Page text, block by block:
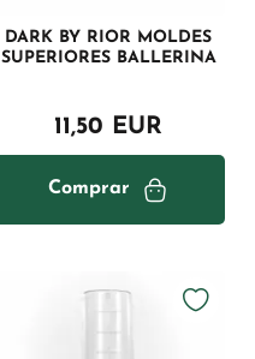
DARK BY RIOR MOLDES
SUPERIORES BALLERINA
11,50 EUR
Comprar